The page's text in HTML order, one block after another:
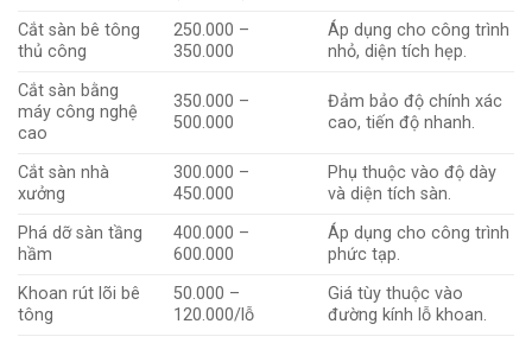
Cắt sàn bê tông
thủ công
250.000 –
350.000
Áp dụng cho công trình
nhỏ, diện tích hẹp.
Cắt sàn bằng
máy công nghệ
cao
350.000 –
500.000
Đảm bảo độ chính xác
cao, tiến độ nhanh.
Cắt sàn nhà
xưởng
300.000 –
450.000
Phụ thuộc vào độ dày
và diện tích sàn.
Phá dỡ sàn tầng
hầm
400.000 –
600.000
Áp dụng cho công trình
phức tạp.
Khoan rút lõi bê
tông
50.000 –
120.000/lỗ
Giá tùy thuộc vào
đường kính lỗ khoan.